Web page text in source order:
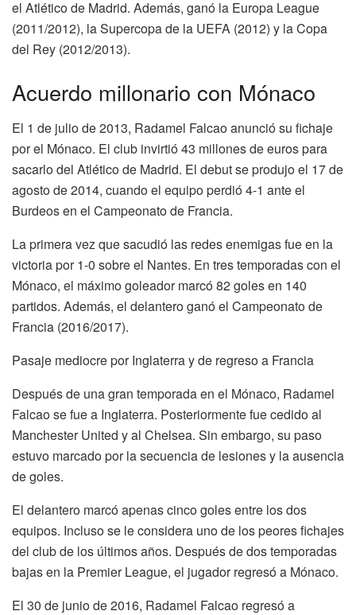
el Atlético de Madrid. Además, ganó la Europa League
(2011/2012), la Supercopa de la UEFA (2012) y la Copa
del Rey (2012/2013).
Acuerdo millonario con Mónaco
El 1 de julio de 2013, Radamel Falcao anunció su fichaje
por el Mónaco. El club invirtió 43 millones de euros para
sacarlo del Atlético de Madrid. El debut se produjo el 17 de
agosto de 2014, cuando el equipo perdió 4-1 ante el
Burdeos en el Campeonato de Francia.
La primera vez que sacudió las redes enemigas fue en la
victoria por 1-0 sobre el Nantes. En tres temporadas con el
Mónaco, el máximo goleador marcó 82 goles en 140
partidos. Además, el delantero ganó el Campeonato de
Francia (2016/2017).
Pasaje mediocre por Inglaterra y de regreso a Francia
Después de una gran temporada en el Mónaco, Radamel
Falcao se fue a Inglaterra. Posteriormente fue cedido al
Manchester United y al Chelsea. Sin embargo, su paso
estuvo marcado por la secuencia de lesiones y la ausencia
de goles.
El delantero marcó apenas cinco goles entre los dos
equipos. Incluso se le considera uno de los peores fichajes
del club de los últimos años. Después de dos temporadas
bajas en la Premier League, el jugador regresó a Mónaco.
El 30 de junio de 2016, Radamel Falcao regresó a